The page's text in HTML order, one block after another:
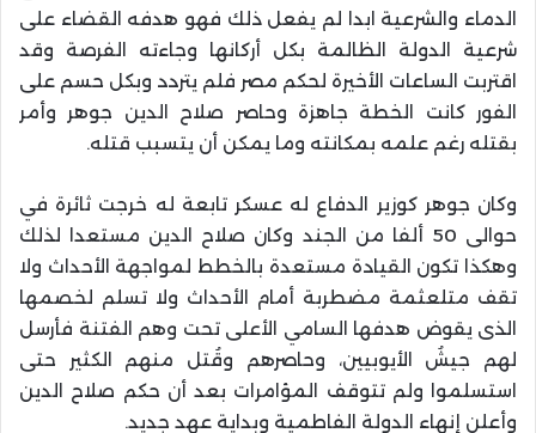
الدماء والشرعية ابدا لم يفعل ذلك فهو هدفه القضاء على
شرعية الدولة الظالمة بكل أركانها وجاءته الفرصة وقد
اقتربت الساعات الأخيرة لحكم مصر فلم يتردد وبكل حسم على
الفور كانت الخطة جاهزة وحاصر صلاح الدين جوهر وأمر
بقتله رغم علمه بمكانته وما يمكن أن يتسبب قتله.
وكان جوهر كوزير الدفاع له عسكر تابعة له خرجت ثائرة في
حوالى 50 ألفا من الجند وكان صلاح الدين مستعدا لذلك
وهكذا تكون القيادة مستعدة بالخطط لمواجهة الأحداث ولا
تقف متلعثمة مضطربة أمام الأحداث ولا تسلم لخصمها
الذى يقوض هدفها السامي الأعلى تحت وهم الفتنة فأرسل
لهم جيشُ الأيوبيين، وحاصرهم وقُتل منهم الكثير حتى
استسلموا ولم تتوقف المؤامرات بعد أن حكم صلاح الدين
وأعلن إنهاء الدولة الفاطمية وبداية عهد جديد.